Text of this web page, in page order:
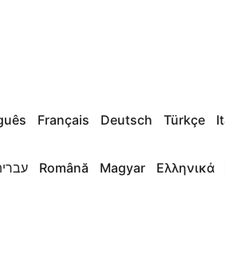
Français Deutsch Türkçe
Română Magyar Ελληνικά